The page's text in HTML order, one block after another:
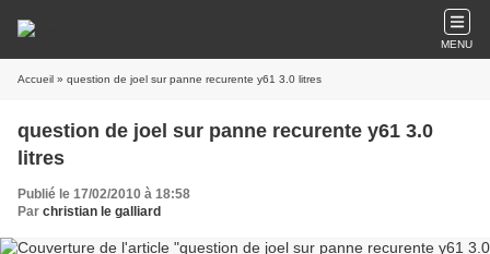
MENU
Accueil » question de joel sur panne recurente y61 3.0 litres
question de joel sur panne recurente y61 3.0
litres
Publié le 17/02/2010 à 18:58
Par christian le galliard